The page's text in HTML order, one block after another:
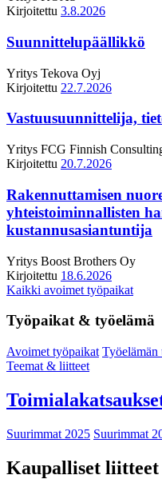
Kirjoitettu 3.8.2026
Suunnittelupäällikkö
Yritys Tekova Oyj
Kirjoitettu 22.7.2026
Vastuusuunnittelija,
Yritys FCG Finnish
Kirjoitettu 20.7.2026
Rakennuttamisen
yhteistoiminnallisten
kustannusasiantuntija
Yritys Boost Brothers Oy
Kirjoitettu 18.6.2026
Kaikki avoimet työpaikat
Työpaikat & työelämä
Avoimet työpaikat Työelämän
Teemat & liitteet
Suurimmat 2025 Suurimmat
Kaupalliset liitteet